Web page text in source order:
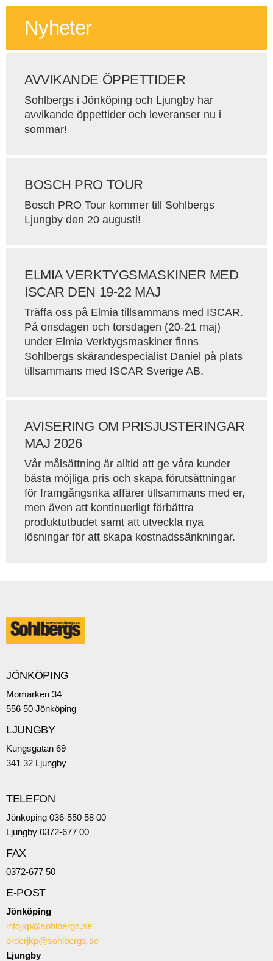
Nyheter
AVVIKANDE ÖPPETTIDER
Sohlbergs i Jönköping och Ljungby har
avvikande öppettider och leveranser nu i
sommar!
BOSCH PRO TOUR
Bosch PRO Tour kommer till Sohlbergs
Ljungby den 20 augusti!
ELMIA VERKTYGSMASKINER MED
ISCAR DEN 19-22 MAJ
Träffa oss på Elmia tillsammans med ISCAR.
På onsdagen och torsdagen (20-21 maj)
under Elmia Verktygsmaskiner finns
Sohlbergs skärandespecialist Daniel på plats
tillsammans med ISCAR Sverige AB.
AVISERING OM PRISJUSTERINGAR
MAJ 2026
Vår målsättning är alltid att ge våra kunder
bästa möjliga pris och skapa förutsättningar
för framgångsrika affärer tillsammans med er,
men även att kontinuerligt förbättra
produktutbudet samt att utveckla nya
lösningar för att skapa kostnadssänkningar.
JÖNKÖPING
Momarken 34
556 50 Jönköping
LJUNGBY
Kungsgatan 69
341 32 Ljungby
TELEFON
Jönköping 036-550 58 00
Ljungby 0372-677 00
FAX
0372-677 50
E-POST
Jönköping
infojkp@sohlbergs.se
orderjkp@sohlbergs.se
Ljungby